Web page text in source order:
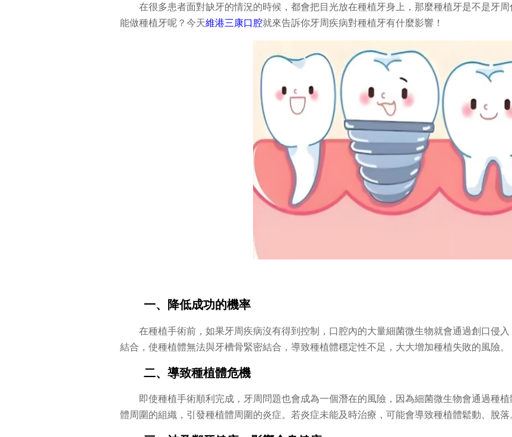
在很多患者面對缺牙的情況的時候，都會把目光放在種植牙身上，那麼種植牙是不是牙
能做種植牙呢？今天維港三康口腔就來告訴你牙周疾病對種植牙有什麼影響！
一、降低成功的機率
在種植手術前，如果牙周疾病沒有得到控制，口腔內的大量細菌微生物就會通過創口侵
結合，使種植體無法與牙槽骨緊密結合，導致種植體穩定性不足，大大增加種植失敗的風險。
二、導致種植體危機
即使種植手術順利完成，牙周問題也會成為一個潛在的風險，因為細菌微生物會通過種
體周圍的組織，引發種植體周圍的炎症。若炎症未能及時治療，可能會導致種植體鬆動、脫落